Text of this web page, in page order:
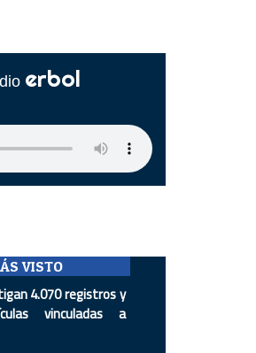
erbol
VISTO
4.070 registros y
vinculadas a